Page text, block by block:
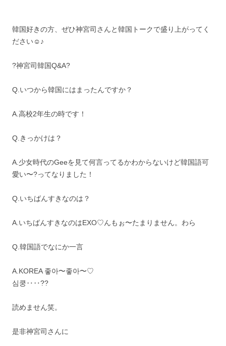
韓国好きの方、ぜひ神宮司さんと韓国トークで盛り上がってく
ださい☺︎♪
?神宮司韓国Q&A?
Q.いつから韓国にはまったんですか？
A.高校2年生の時です！
Q.きっかけは？
A.少女時代のGeeを見て何言ってるかわからないけど韓国語可
愛い〜?ってなりました！
Q.いちばんすきなのは？
A.いちばんすきなのはEXO♡んもぉ〜たまりません。わら
Q.韓国語でなにか一言
A.KOREA 좋아〜좋아〜♡
심쿵‥‥??
読めません笑。
是非神宮司さんに